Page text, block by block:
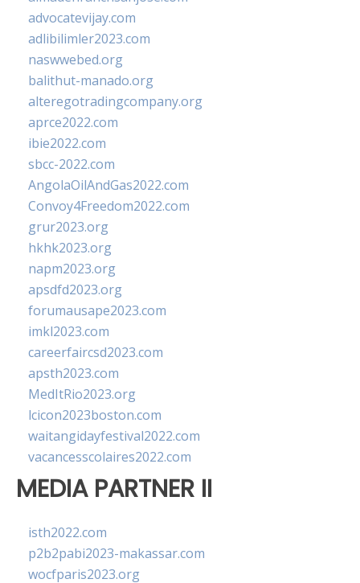
advocatevijay.com
adlibilimler2023.com
naswwebed.org
balithut-manado.org
alteregotradingcompany.org
aprce2022.com
ibie2022.com
sbcc-2022.com
AngolaOilAndGas2022.com
Convoy4Freedom2022.com
grur2023.org
hkhk2023.org
napm2023.org
apsdfd2023.org
forumausape2023.com
imkl2023.com
careerfaircsd2023.com
apsth2023.com
MedItRio2023.org
lcicon2023boston.com
waitangidayfestival2022.com
vacancesscolaires2022.com
MEDIA PARTNER II
isth2022.com
p2b2pabi2023-makassar.com
wocfparis2023.org